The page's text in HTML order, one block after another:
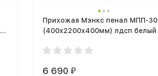
Прихожая Мэнкс пенал МПП-30
(400х2200х400мм) лдсп белый
6 690₽